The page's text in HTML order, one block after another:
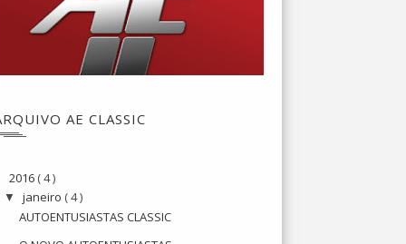
AE CLASSIC
2016 ( 4 )
▼janeiro ( 4 )
AUTOENTUSIASTAS CLASSIC